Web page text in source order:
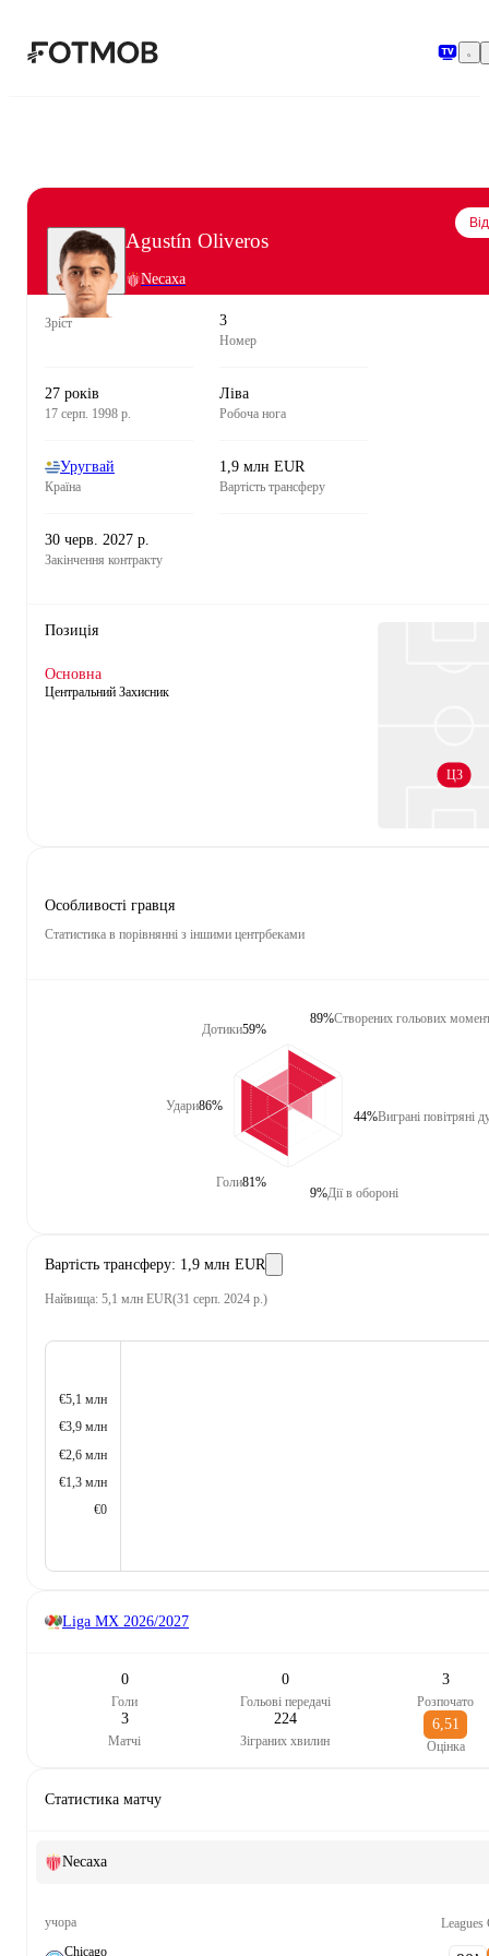
Agustín Oliveros
Necaxa
Зріст 3
Номер
27 років
17 серп. 1998 р.
Ліва
Робоча нога
Уругвай
Країна
1,9 млн EUR
Вартість трансферу
30 черв. 2027 р.
Закінчення контракту
Позиція
Основна
Центральний Захисник
ЦЗ
Особливості гравця
Статистика в порівнянні з іншими центрбеками
Дотики59%
Удари86%
Голи81%
Створених гольових
89%
Виграні повітряні
44%
Дії в обороні
9%
Вартість трансферу: 1,9 млн EUR
Найвища: 5,1 млн EUR(31 серп. 2024 р.)
€5,1 млн
€3,9 млн
€2,6 млн
€1,3 млн
€0
Liga MX 2026/2027
0
Голи
0
Гольові передачі
3
Розпочато
3
Матчі
224
Зіграних хвилин
6,51
Оцінка
Статистика матчу
Necaxa
учора
Leagues
Chicago